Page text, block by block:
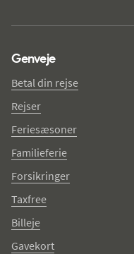
Genveje
Betal din rejse
Rejser
Feriesæsoner
Familieferie
Forsikringer
Taxfree
Billeje
Gavekort